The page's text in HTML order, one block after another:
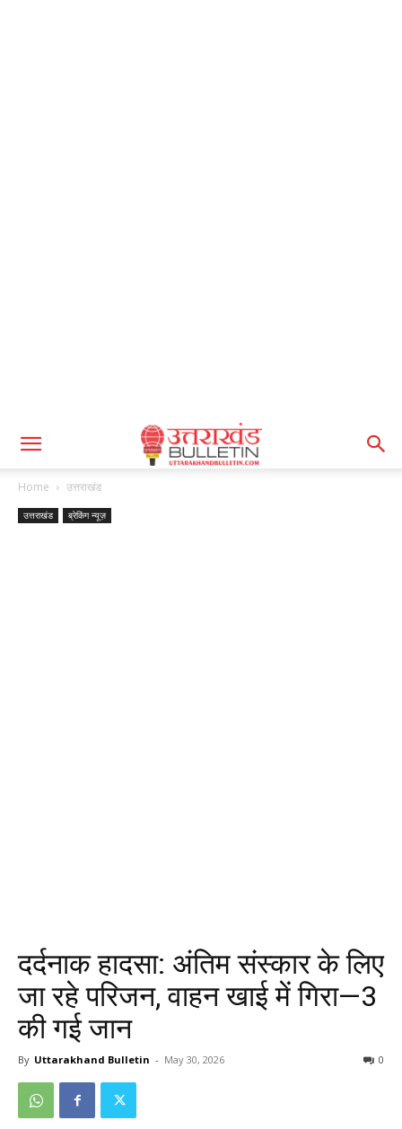
Home उत्तराखंड
उत्तराखंड ब्रेकिंग न्यूज़
दर्दनाक हादसा: अंतिम संस्कार के लिए
जा रहे परिजन, वाहन खाई में गिरा—3
की गई जान
By Uttarakhand Bulletin - May 30, 2026 0